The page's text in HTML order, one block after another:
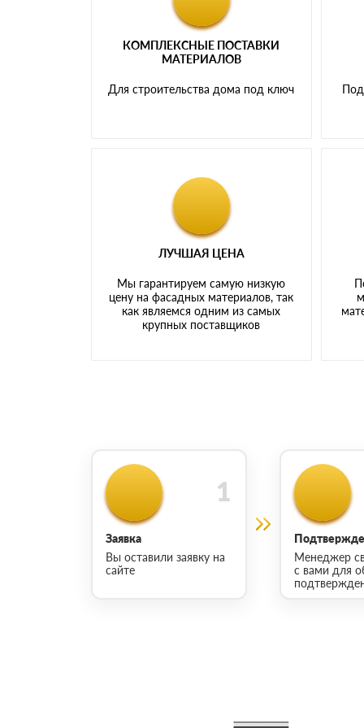
КОМПЛЕКСНЫЕ ПОСТАВКИ
МАТЕРИАЛОВ
Для строительства дома под ключ
ЛУЧШАЯ ЦЕНА
Мы гарантируем самую низкую
цену на фасадных материалов, так
как являемся одним из самых
крупных поставщиков
Заявка
Вы оставили заявку на
сайте
Менеджер
с вами для